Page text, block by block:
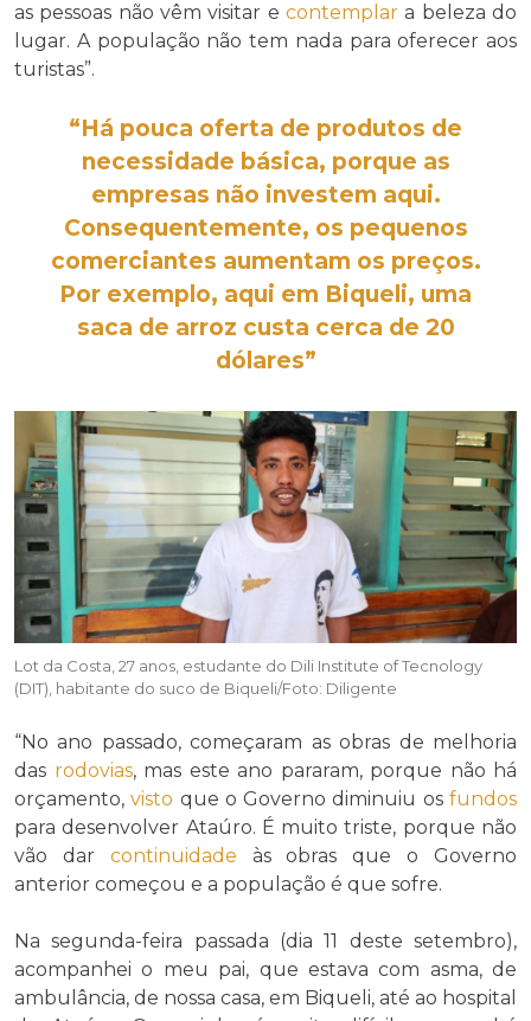
as pessoas não vêm visitar e contemplar a beleza do
lugar. A população não tem nada para oferecer aos
turistas”.
“Há pouca oferta de produtos de
necessidade básica, porque as
empresas não investem aqui.
Consequentemente, os pequenos
comerciantes aumentam os preços.
Por exemplo, aqui em Biqueli, uma
saca de arroz custa cerca de 20
dólares”
Lot da Costa, 27 anos, estudante do Dili Institute of Tecnology
(DIT), habitante do suco de Biqueli/Foto: Diligente
“No ano passado, começaram as obras de melhoria
das rodovias, mas este ano pararam, porque não há
orçamento,visto que o Governo diminuiu osfundos
para desenvolver Ataúro. É muito triste, porque não
vão dar continuidade às obras que o Governo
anterior começou e a população é que sofre.
Na segunda-feira passada (dia 11 deste setembro),
acompanhei o meu pai, que estava com asma, de
ambulância, de nossa casa, em Biqueli, até ao hospital